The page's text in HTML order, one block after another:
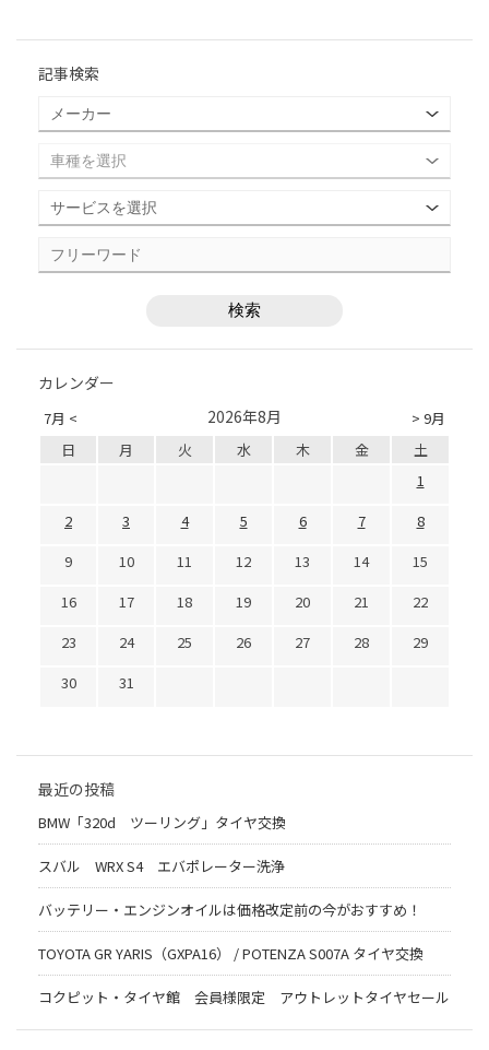
記事検索
カレンダー
7月 < > 9月
2026年8月
日 月 火 水 木 金
土
1
2
3 4 5 6 7
8
9
10 11 12 13 14
15
16
17 18 19 20 21
22
23
24 25 26 27 28
29
30
31
最近の投稿
BMW「320d ツーリング」タイヤ交換
スバル WRX S4 エバポレーター洗浄
バッテリー・エンジンオイルは価格改定前の今がおすすめ！
TOYOTA GR YARIS（GXPA16） / POTENZA S007A タイヤ交換
コクピット・タイヤ館 会員様限定 アウトレットタイヤセール